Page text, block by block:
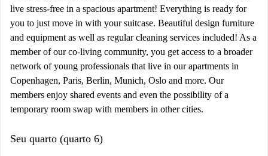
live stress-free in a spacious apartment! Everything is ready for
you to just move in with your suitcase. Beautiful design furniture
and equipment as well as regular cleaning services included! As a
member of our co-living community, you get access to a broader
network of young professionals that live in our apartments in
Copenhagen, Paris, Berlin, Munich, Oslo and more. Our
members enjoy shared events and even the possibility of a
temporary room swap with members in other cities.
Seu quarto (quarto 6)